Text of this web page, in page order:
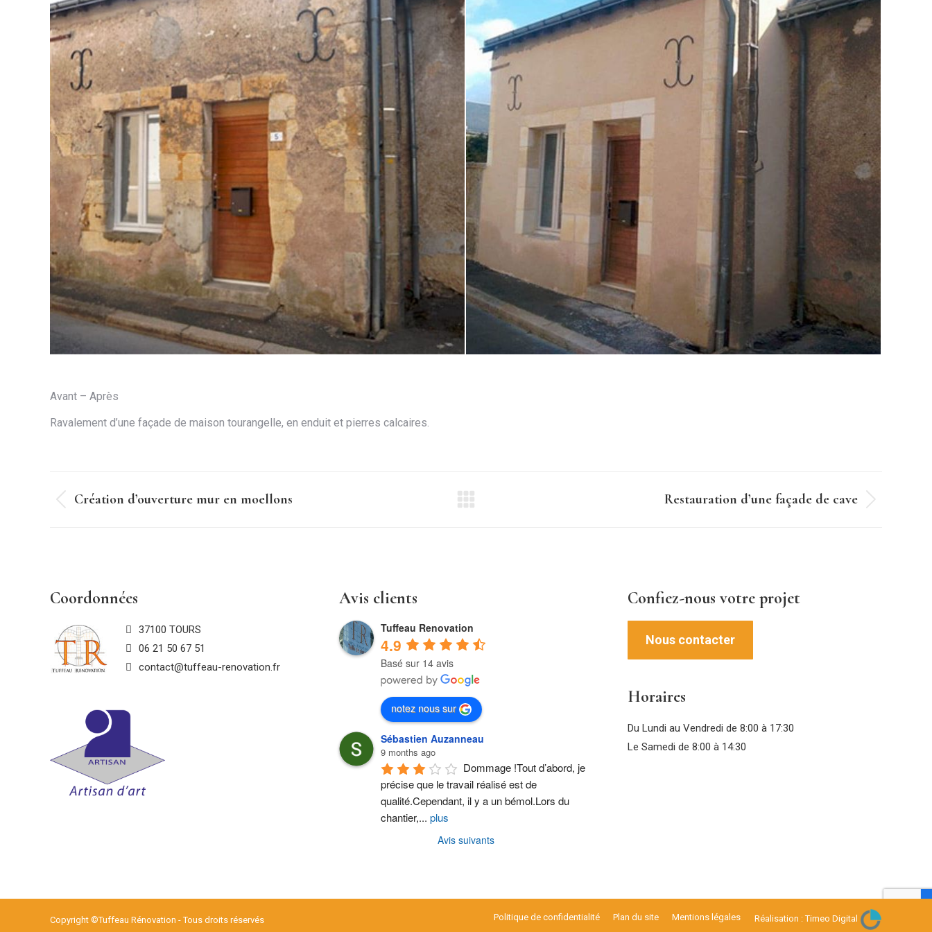
Avant – Après
Ravalement d’une façade de maison tourangelle, en enduit et pierres calcaires.
Navigation
de
Création d’ouverture mur en moellons Restauration d’une façade de cave
Coordonnées
37100 TOURS
06 21 50 67 51
contact@tuffeau-renovation.fr
Avis clients
Tuffeau Renovation
4.9
Basé sur 14 avis
notez nous sur
Sébastien Auzanneau
9 months ago
Dommage !Tout d’abord, je
précise que le travail réalisé est de
qualité.Cependant, il y a un bémol.Lors du
chantier,... plus
Avis suivants
Confiez-nous votre projet
Nous contacter
Horaires
Du Lundi au Vendredi de 8:00 à 17:30
Le Samedi de 8:00 à 14:30
Copyright ©Tuffeau Rénovation - Tous droits réservés Politique de confidentialité Plan du site Mentions légales Réalisation :Timeo Digital